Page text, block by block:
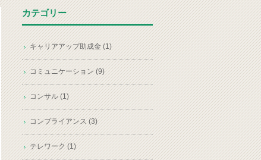
カテゴリー
キャリアアップ助成金 (1)
コミュニケーション (9)
コンサル (1)
コンプライアンス (3)
テレワーク (1)